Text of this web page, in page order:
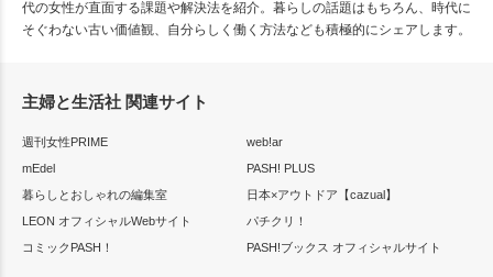
代の女性が直面する課題や解決法を紹介。暮らしの話題はもちろん、時代に
そぐわない古い価値観、自分らしく働く方法なども積極的にシェアします。
主婦と生活社 関連サイト
週刊女性PRIME
web!ar
mEdel
PASH! PLUS
暮らしとおしゃれの編集室
日本×アウトドア【cazual】
LEON オフィシャルWebサイト
パチクリ！
コミックPASH！
PASH!ブックス オフィシャルサイト